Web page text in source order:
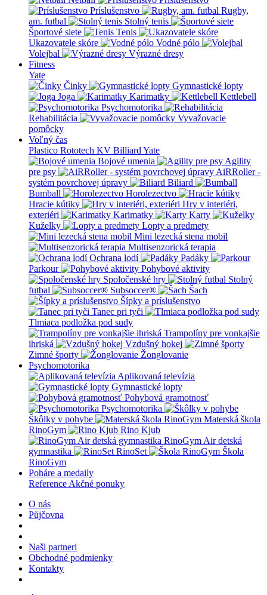
Príslušenstvo
Rugby,
am. futbal
Stolný tenis
Športové siete
Tenis
Ukazovatele skóre
Vodné pólo
Volejbal
Výrazné dresy
Fitness
Yate
Činky
Gymnastické lopty
Joga
Karimatky
Kettlebell
Psychomotorika
Rehabilitácia
Vyvažovacie
pomôcky
Voľný čas
Plastico Rototech KV Billiard Yate
Bojové umenia
Agility
pre psy
AiRRoller -
systém povrchovej úpravy
Biliard
Bumball
Horolezectvo
Hracie kútiky
Hry v interiéri,
exteriéri
Karimatky
Karty
Kuželky
Lopty a predmety
Mini lezecká stena mobil
Multisenzorická terapia
Ochrana lodí
Padáky
Parkour
Pohybové aktivity
Spoločenské hry
Stolný
futbal
Subsoccer®
Šach
Šípky a príslušenstvo
Tanec pri tyči
Tlmiaca podložka pod sudy
Trampolíny pre vonkajšie
ihriská
Vzdušný hokej
Zimné športy
Žonglovanie
Psychomotorika
Aplikovaná televízia
Gymnastické lopty
Pohybová gramotnosť
Psychomotorika
Škôlky v pohybe
Materská škola
RinoGym
Rino Kjub
RinoGym Air detská
gymnastika
RinoSet
Škola
RinoGym
Poháre a medaily
Reference Akčné ponuky
O nás
Půjčovna
Naši partneri
Obchodné podmienky
Kontakty